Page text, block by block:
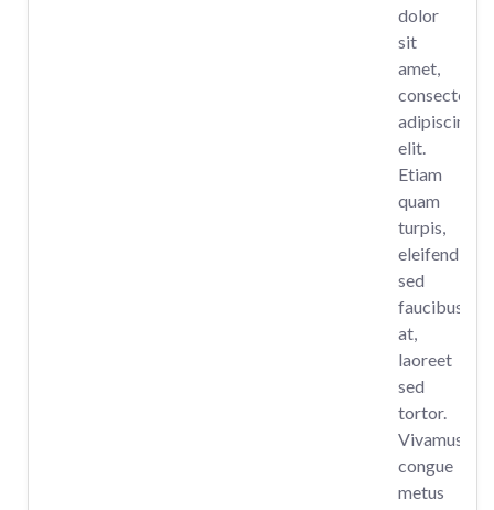
dolor
sit
amet,
consectetur
adipiscing
elit.
Etiam
quam
turpis,
eleifend
sed
faucibus
at,
laoreet
sed
tortor.
Vivamus
congue
metus